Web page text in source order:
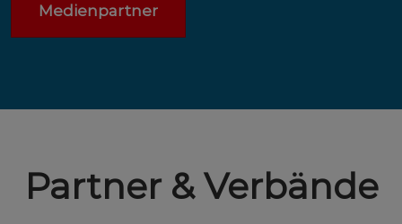
Medienpartner
Partner & Verbände